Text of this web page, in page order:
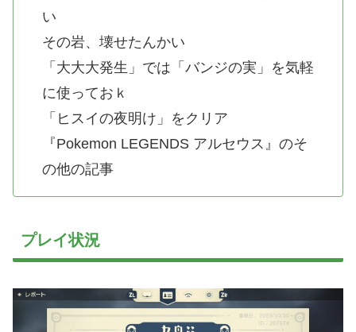
い
その岩、壊せたんかい
「大大大発生」では「バンジの実」を気軽
に使っておｋ
「ヒスイの夜明け」をクリア
『Pokemon LEGENDS アルセウス』のそ
の他の記事
プレイ状況